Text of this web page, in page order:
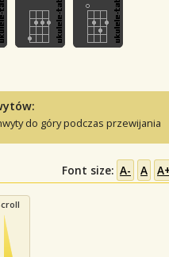
do góry podczas przewijania
Font size: A- A A+